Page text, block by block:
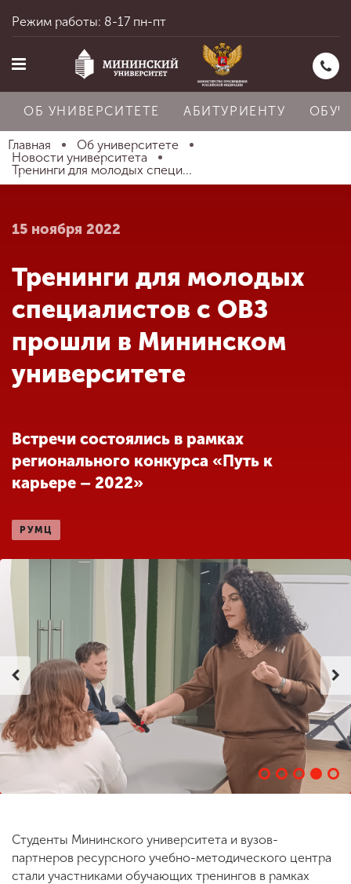
Главная
Абитуриенту
Обучение
Международная
деятельность
Другие виды
Студенческая жизнь
Сведения об
образовательной
организации
ENG
Приемная
комиссия
+7 (831) 262-26-20
Режим работы: 8-17 пн-пт
ОБ УНИВЕРСИТЕТЕ АБИТУРИЕНТУ
Главная
Об университете
Новости университета
Тренинги для молодых специ...
15 ноября 2022
Тренинги для молодых
специалистов с ОВЗ
прошли в Мининском
университете
Встречи состоялись в рамках
регионального конкурса «Путь к
карьере – 2022»
РУМЦ
Студенты Мининского университета и вузов-
партнеров ресурсного учебно-методического центра
стали участниками обучающих тренингов в рамках